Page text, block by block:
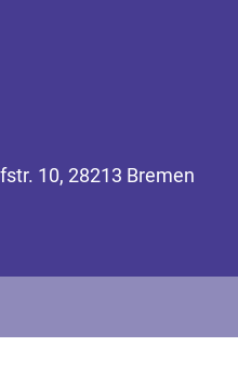
10, 28213 Bremen